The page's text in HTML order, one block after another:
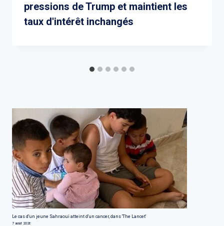
pressions de Trump et maintient les
taux d'intérêt inchangés
Le cas d'un jeune Sahraoui atteint d'un cancer, dans 'The Lancet'
7 août 2026